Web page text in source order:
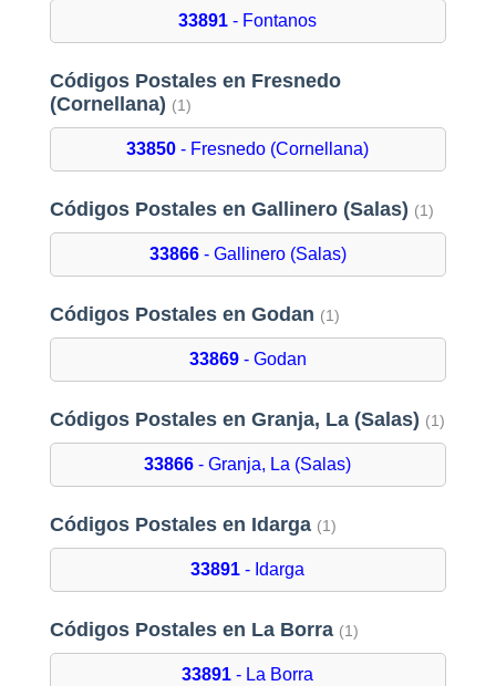
33891 - Fontanos
Códigos Postales en Fresnedo
(Cornellana) (1)
33850 - Fresnedo (Cornellana)
Códigos Postales en Gallinero (Salas) (1)
33866- Gallinero (Salas)
Códigos Postales en Godan (1)
33869- Godan
Códigos Postales en Granja, La (Salas) (1)
33866 - Granja, La (Salas)
Códigos Postales en Idarga (1)
33891 - Idarga
Códigos Postales en La Borra (1)
33891 - La Borra